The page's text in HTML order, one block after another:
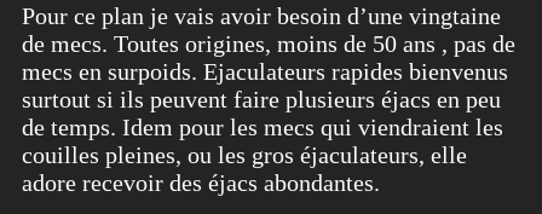
Pour ce plan je vais avoir besoin d’une vingtaine
de mecs. Toutes origines, moins de 50 ans , pas de
mecs en surpoids. Ejaculateurs rapides bienvenus
surtout si ils peuvent faire plusieurs éjacs en peu
de temps. Idem pour les mecs qui viendraient les
couilles pleines, ou les gros éjaculateurs, elle
adore recevoir des éjacs abondantes.